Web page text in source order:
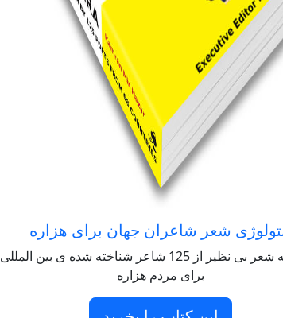
شعر شاعران جهان برای هزاره
مجموعه شعر بی نظیر از 125 شاعر شناخته شده ی بین المللی
برای مردم هزاره